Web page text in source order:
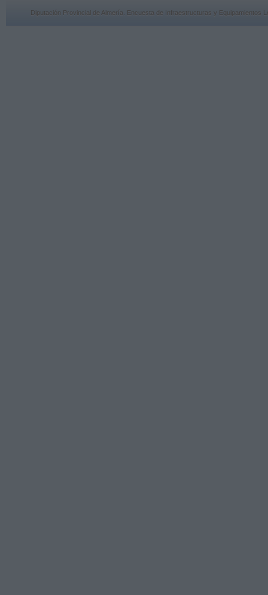
Diputación Provincial de Almería. Encuesta de Infraestructuras y Equipamientos